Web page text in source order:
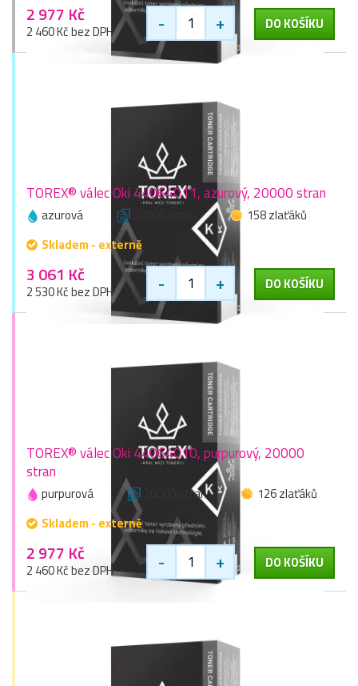
2 977 Kč
2 460 Kč bez DPH - + DO KOŠÍKU
TOREX® válec Oki 44064011, azurový, 20000 stran
azurová
158 zlaťáků
Skladem - externě
3 061 Kč
2 530 Kč bez DPH - + DO KOŠÍKU
TOREX® válec Oki 44064010, purpurový, 20000
stran
purpurová 20000 stran
126 zlaťáků
Skladem - externě
2 977 Kč
2 460 Kč bez DPH - + DO KOŠÍKU